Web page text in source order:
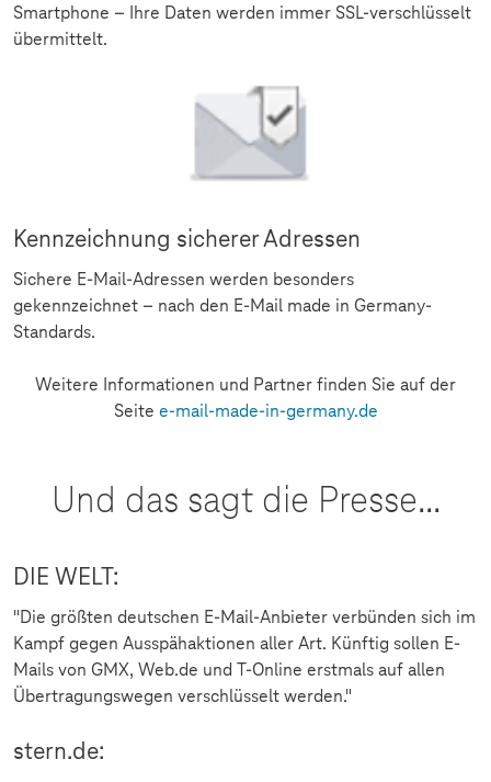
Smartphone – Ihre Daten werden immer SSL-verschlüsselt
übermittelt.
Kennzeichnung sicherer Adressen
Sichere E-Mail-Adressen werden besonders
gekennzeichnet – nach den E-Mail made in Germany-
Standards.
Weitere Informationen und Partner finden Sie auf der
Seite e-mail-made-in-germany.de
Und das sagt die Presse...
DIE WELT:
"Die größten deutschen E-Mail-Anbieter verbünden sich im
Kampf gegen Ausspähaktionen aller Art. Künftig sollen E-
Mails von GMX, Web.de und T-Online erstmals auf allen
Übertragungswegen verschlüsselt werden."
stern.de: